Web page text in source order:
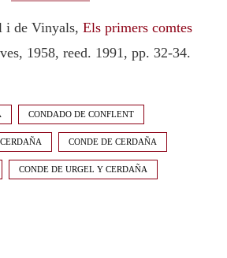
i de Vinyals, Els primers comtes
1958, reed. 1991, pp. 32-34.
CONDADO DE CONFLENT
CONDE DE CERDAÑA
CONDE DE URGEL Y CERDAÑA